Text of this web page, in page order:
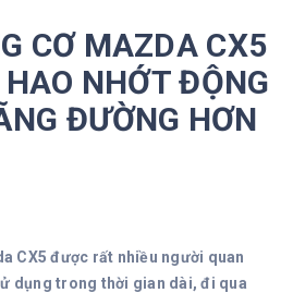
CƠ MAZDA CX5
NHỚT ĐỘNG
ĐƯỜNG HƠN
CX5 được rất nhiều người quan
dụng trong thời gian dài, đi qua